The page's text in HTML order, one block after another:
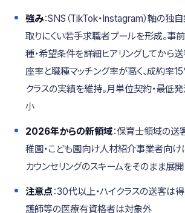
強み：SNS（TikTok・Instagram）軸の独
取りにくい若手求職者プールを形成。事
種・希望条件を詳細ヒアリングしてから
座率と職種マッチング率が高く、成約率
クラスの実績を維持。月単位契約・最低
小
2026年からの新領域：保育士領域の送
稚園・こども園向け人材紹介事業者向け
カウンセリングのスキームをそのまま展開
注意点 ：30代以上・ハイクラスの送客は
護師等の医療有資格者は対象外